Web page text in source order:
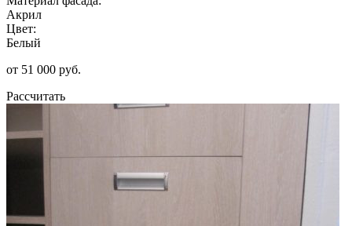
Акрил
Цвет:
Белый
от 51 000 руб.
Рассчитать